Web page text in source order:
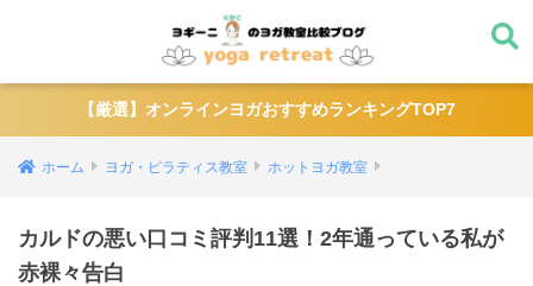
【厳選】オンラインヨガおすすめランキングTOP7
ホーム ヨガ・ピラティス教室 ホットヨガ教室
カルドの悪い口コミ評判11選！2年通っている私が
赤裸々告白